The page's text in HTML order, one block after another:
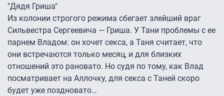
"Дядя Гриша"
Из колонии строгого режима сбегает злейший враг
Сильвестра Сергеевича — Гриша. У Тани проблемы с ее
парнем Владом: он хочет секса, а Таня считает, что
они встречаются только месяц, и для близких
отношений это рановато. Но судя по тому, как Влад
посматривает на Аллочку, для секса с Таней скоро
будет уже поздновато…